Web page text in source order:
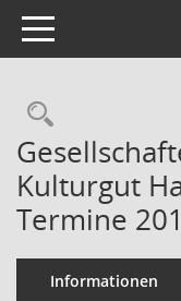
Toggle navigation
Kulturgut
Termine
Informationen